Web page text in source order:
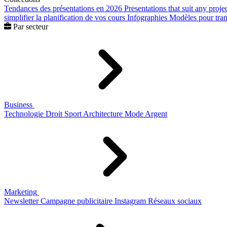
Tendances des présentations en 2026 Presentations that suit any
simplifier la planification de vos cours Infographies Modèles pour
Par secteur
Business
Technologie Droit Sport Architecture Mode Argent
Marketing
Newsletter Campagne publicitaire Instagram Réseaux sociaux